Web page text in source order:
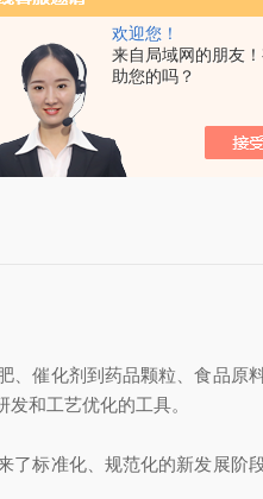
欢迎您！
来自局域网的朋友
助您的吗？
化剂到药品颗粒、食品原
和工艺优化的工具。
准化、规范化的新发展阶